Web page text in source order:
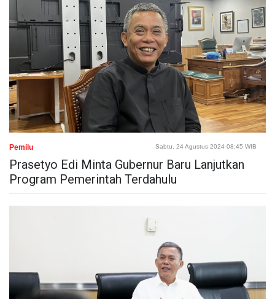
Pemilu Sabtu, 24 Agustus 2024 08:45 WIB
Prasetyo Edi Minta Gubernur Baru Lanjutkan
Program Pemerintah Terdahulu